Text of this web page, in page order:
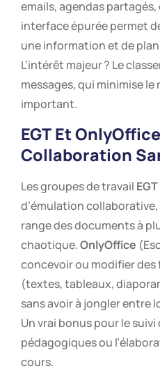
emails, agendas partagés,
interface épurée permet
une information et de
L’intérêt majeur ? Le
messages, qui minimise
important.
EGTEtOnlyOffice
Collaboration
Les groupes de travail EGT
d’émulation
range des documents à
chaotique.OnlyOffice
concevoir ou modifier
(textes, tableaux,
sans avoir à jongler entre
Un vrai bonus pour le
pédagogiques ou
cours.